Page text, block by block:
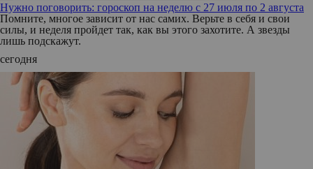
Нужно поговорить: гороскоп на неделю с 27 июля по 2 августа
Помните, многое зависит от нас самих. Верьте в себя и свои
силы, и неделя пройдет так, как вы этого захотите. А звезды
лишь подскажут.
сегодня